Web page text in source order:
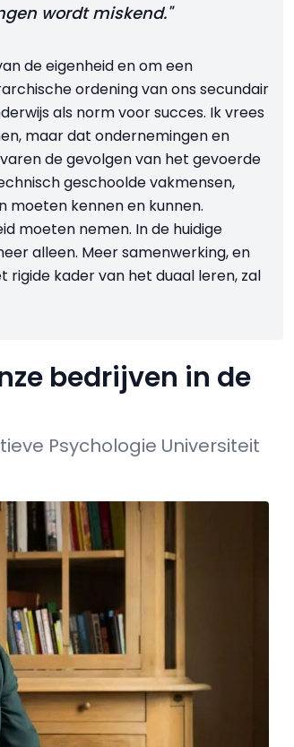
wordt miskend."
de eigenheid en om een
ordening van ons secundair
als norm voor succes. Ik vrees
maar dat ondernemingen en
de gevolgen van het gevoerde
geschoolde vakmensen,
moeten kennen en kunnen.
moeten nemen. In de huidige
alleen. Meer samenwerking, en
rigide kader van het duaal leren, zal
bedrijven in de
Psychologie Universiteit